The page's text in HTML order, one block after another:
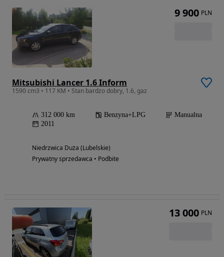
Mitsubishi Lancer 1.6 Inform
1590 cm3 • 117 KM • Stan bardzo dobry, 1.6, gaz
312 000 km Benzyna+LPG
Manualna
2011
Niedrzwica Duża (Lubelskie)
Prywatny sprzedawca • Podbite
9 900 PLN
13 000 PLN